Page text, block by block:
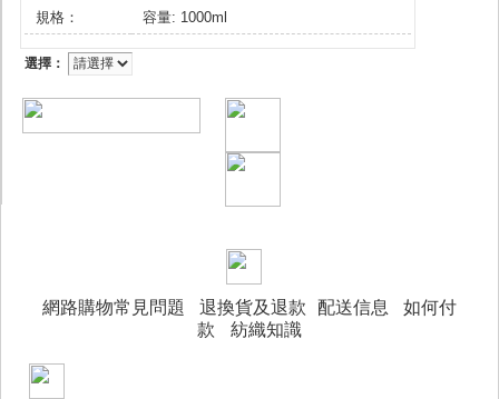
規格： 容量: 1000ml
選擇：
網路購物常見問題 退換貨及退款 配送信息
如何付
款
紡織知識